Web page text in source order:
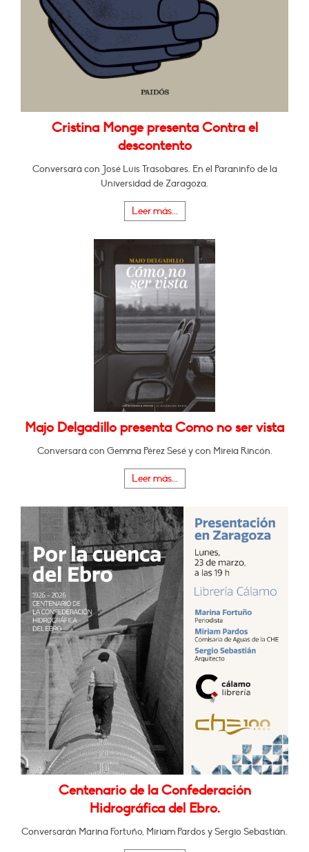
Cristina Monge presenta Contra el
descontento
Conversará con José Luis Trasobares. En el Paraninfo de la
Universidad de Zaragoza.
Leer más...
Majo Delgadillo presenta Como no ser vista
Conversará con Gemma Pérez Sesé y con Mireia Rincón.
Leer más...
Centenario de la Confederación
Hidrográfica del Ebro.
Conversarán Marina Fortuño, Miriam Pardos y Sergio Sebastián.